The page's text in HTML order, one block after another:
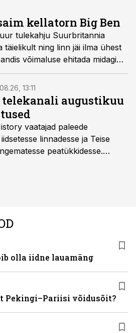
täpikesed paelusid ka meie
kellatorn Big Ben
tulekahju Suurbritannia
täielikult ning linn jäi ilma ühest
võimaluse ehitada midagi
rajamine kulges raskelt –
kell käis valesti ning torn
13:11
augustikuu
vaatajad paleede
linnadesse ja Teise
peatükkidesse.
olla iidne lauamäng
Pekingi–Pariisi võidusõit?